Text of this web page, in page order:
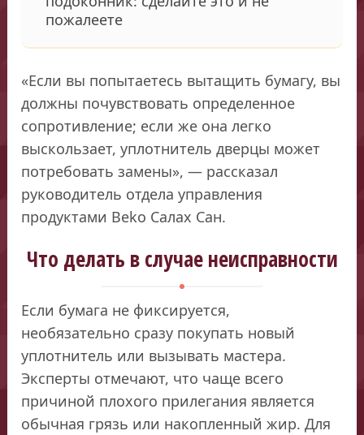
пожалеете
«Если вы попытаетесь вытащить бумагу, вы
должны почувствовать определенное
сопротивление; если же она легко
выскользает, уплотнитель дверцы может
потребовать замены», — рассказал
руководитель отдела управления
продуктами Beko Салах Сан.
Что делать в случае неисправности
Если бумага не фиксируется,
необязательно сразу покупать новый
уплотнитель или вызывать мастера.
Эксперты отмечают, что чаще всего
причиной плохого прилегания является
обычная грязь или накопленный жир. Для